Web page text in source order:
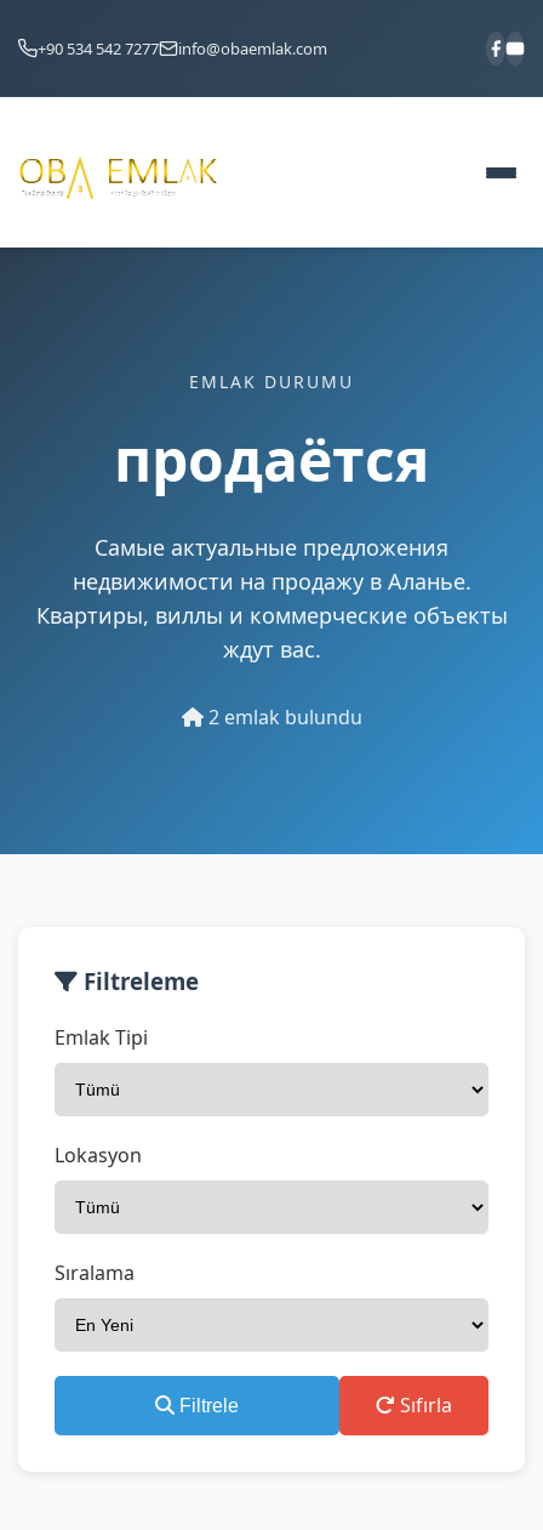
+90 534 542 7277 info@obaemlak.com
EMLAK DURUMU
продаётся
Самые актуальные предложения
недвижимости на продажу в Аланье.
Квартиры, виллы и коммерческие объекты
ждут вас.
2 emlak bulundu
Filtreleme
Emlak Tipi
Lokasyon
Sıralama
Filtrele Sıfırla